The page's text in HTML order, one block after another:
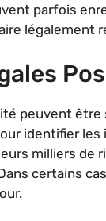
parfois
peuvent être
identifier
milliers de
certains